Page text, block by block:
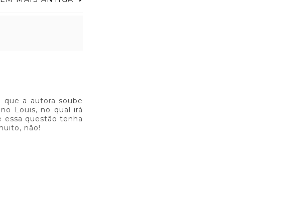
a autora soube
Louis, no qual irá
essa questão tenha
não!